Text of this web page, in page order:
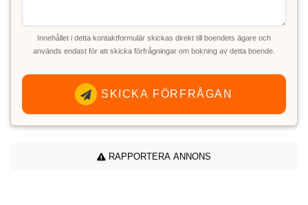
Innehållet i detta kontaktformulär skickas direkt till boendets ägare och
används endast för att skicka förfrågningar om bokning av detta boende.
SKICKA FÖRFRÅGAN
RAPPORTERA ANNONS